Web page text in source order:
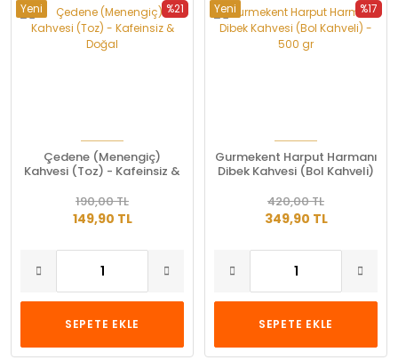
%21
Yeni
Çedene (Menengiç)
Kahvesi (Toz) - Kafeinsiz &
149,90 TL
190,00 TL
SEPETE EKLE
%17
Yeni
Gurmekent Harput Harmanı
Dibek Kahvesi (Bol Kahveli)
349,90 TL
420,00 TL
SEPETE EKLE